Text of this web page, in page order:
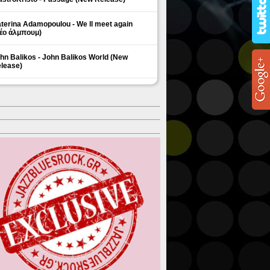
Adamopoulou - We ll meet again
άλμπουμ)
Balikos - John Balikos World (New